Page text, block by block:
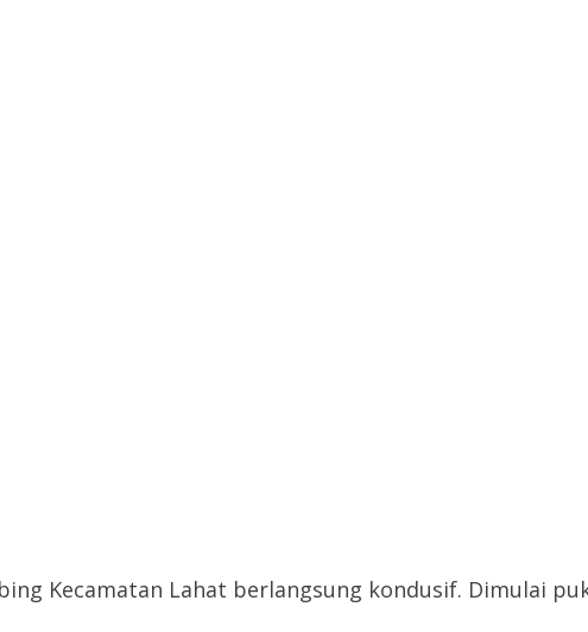
Kecamatan Lahat berlangsung kondusif. Dimulai